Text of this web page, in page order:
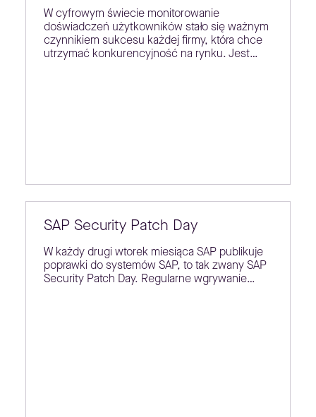
W cyfrowym świecie monitorowanie
doświadczeń użytkowników stało się ważnym
czynnikiem sukcesu każdej firmy, która chce
utrzymać konkurencyjność na rynku. Jest…
SAP Security Patch Day
W każdy drugi wtorek miesiąca SAP publikuje
poprawki do systemów SAP, to tak zwany SAP
Security Patch Day. Regularne wgrywanie…